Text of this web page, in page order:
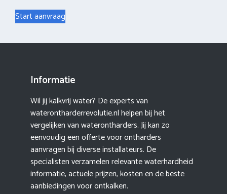
Start aanvraag
Informatie
Wil jij kalkvrij water? De experts van
waterontharderrevolutie.nl helpen bij het
vergelijken van waterontharders. Jij kan zo
eenvoudig een offerte voor ontharders
aanvragen bij diverse installateurs. De
specialisten verzamelen relevante waterhardheid
informatie, actuele prijzen, kosten en de beste
aanbiedingen voor ontkalken.